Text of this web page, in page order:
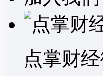
点掌财